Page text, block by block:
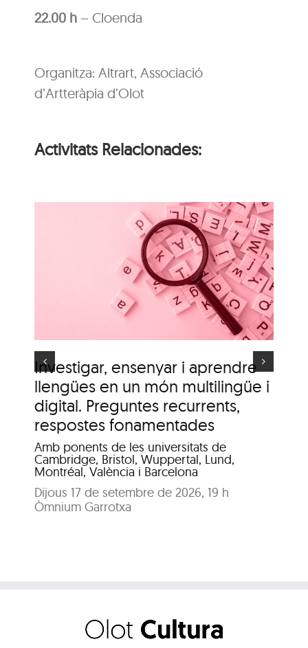
22.00 h – Cloenda
Organitza: Altrart, Associació
d’Artteràpia d’Olot
Activitats Relacionades:
Investigar, ensenyar i aprendre
llengües en un món multilingüe i
digital. Preguntes recurrents,
respostes fonamentades
Amb ponents de les universitats de
Cambridge, Bristol, Wuppertal, Lund,
Montréal, València i Barcelona
Dijous 17 de setembre de 2026, 19 h
Òmnium Garrotxa
Itinerari personal: “El
clima urbà de la ciutat
d’Olot”